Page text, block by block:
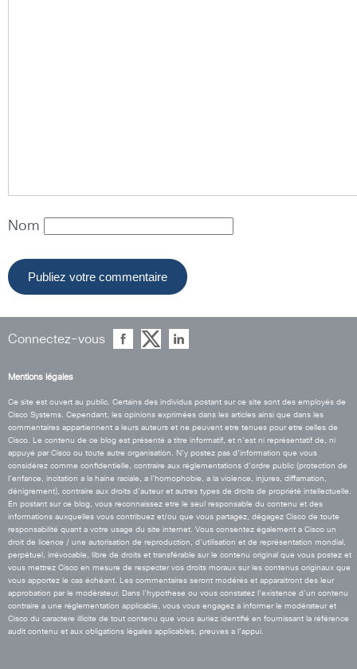
Nom
Connectez-vous
Mentions légales
Ce site est ouvert au public. Certains des individus postant sur ce site sont des employés de
Cisco Systems. Cependant, les opinions exprimées dans les articles ainsi que dans les
commentaires appartiennent a leurs auteurs et ne peuvent etre tenues pour etre celles de
Cisco. Le contenu de ce blog est présenté a titre informatif, et n’est ni représentatif de, ni
appuyé par Cisco ou toute autre organisation. N’y postez pas d’information que vous
considérez comme confidentielle, contraire aux réglementations d’ordre public (protection de
l’enfance, incitation a la haine raciale, a l’homophobie, a la violence, injures, diffamation,
dénigrement), contraire aux droits d’auteur et autres types de droits de propriété intellectuelle.
En postant sur ce blog, vous reconnaissez etre le seul responsable du contenu et des
informations auxquelles vous contribuez et/ou que vous partagez, dégagez Cisco de toute
responsabilité quant a votre usage du site internet. Vous consentez également a Cisco un
droit de licence / une autorisation de reproduction, d’utilisation et de représentation mondial,
perpétuel, irrévocable, libre de droits et transférable sur le contenu original que vous postez et
vous mettrez Cisco en mesure de respecter vos droits moraux sur les contenus originaux que
vous apportez le cas échéant. Les commentaires seront modérés et apparaitront des leur
approbation par le modérateur. Dans l’hypothese ou vous constatez l’existence d’un contenu
contraire a une réglementation applicable, vous vous engagez a informer le modérateur et
Cisco du caractere illicite de tout contenu que vous auriez identifié en fournissant la référence
audit contenu et aux obligations légales applicables, preuves a l’appui.